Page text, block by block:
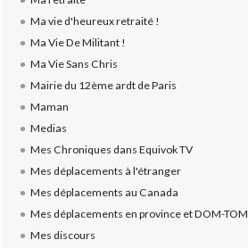
Ma vie d'heureux retraité !
Ma Vie De Militant !
Ma Vie Sans Chris
Mairie du 12ème ardt de Paris
Maman
Medias
Mes Chroniques dans Equivok TV
Mes déplacements à l'étranger
Mes déplacements au Canada
Mes déplacements en province et DOM-TOM
Mes discours